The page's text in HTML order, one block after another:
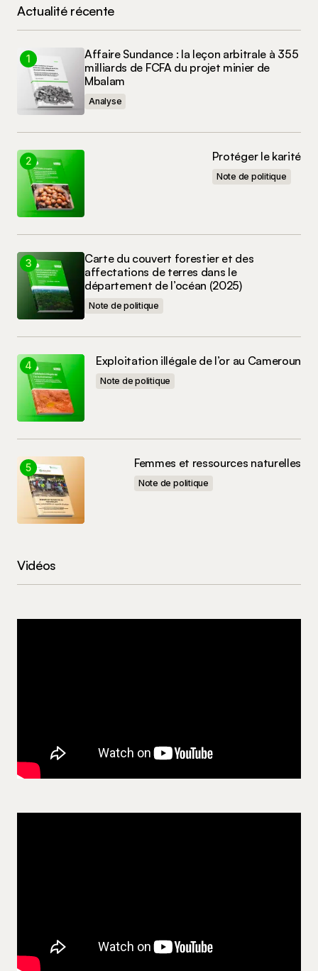
dans le navigateur pour mon prochain
commentaire.
Commenter
Actualité récente
Affaire Sundance : la leçon arbitrale à 355
milliards de FCFA du projet minier de
Mbalam
Analyse
Protéger le karité
Note de politique
Carte du couvert forestier et des
affectations de terres dans le
département de l’océan (2025)
Note de politique
Exploitation illégale de l’or au Cameroun
Note de politique
Femmes et ressources naturelles
Note de politique
Vidéos